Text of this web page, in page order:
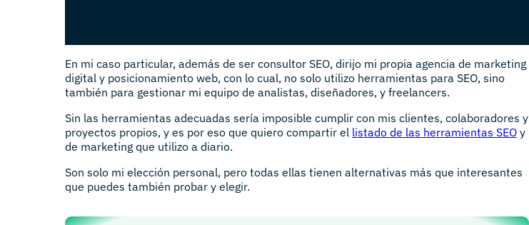
En mi caso particular, además de ser consultor SEO, dirijo mi propia agencia de marketing
digital y posicionamiento web, con lo cual, no solo utilizo herramientas para SEO, sino
también para gestionar mi equipo de analistas, diseñadores, y freelancers.
Sin las herramientas adecuadas sería imposible cumplir con mis clientes, colaboradores y
proyectos propios, y es por eso que quiero compartir el listado de las herramientas SEO y
de marketing que utilizo a diario.
Son solo mi elección personal, pero todas ellas tienen alternativas más que interesantes
que puedes también probar y elegir.